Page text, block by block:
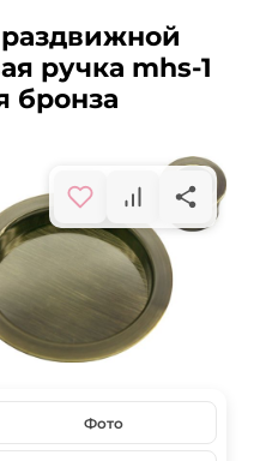
ручка mhs-1
бронза
Фото